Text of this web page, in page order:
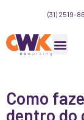
(31) 2519-
Como
dentro do